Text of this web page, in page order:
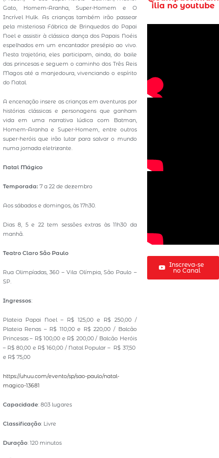
Gato, Homem-Aranha, Super-Homem e O
Incrível Hulk. As crianças também irão passear
pela misteriosa Fábrica de Brinquedos do Papai
Noel e assistir à clássica dança dos Papais Noéis
espelhados em um encantador presépio ao vivo.
Nesta trajetória, eles participam, ainda, do baile
das princesas e seguem o caminho dos Três Reis
Magos até a manjedoura, vivenciando o espírito
do Natal.
A encenação insere as crianças em aventuras por
histórias clássicas e personagens que ganham
vida em uma narrativa lúdica com Batman,
Homem-Aranha e Super-Homem, entre outros
super-heróis que irão lutar para salvar o mundo
numa jornada eletrizante.
Natal Mágico
Temporada: 7 a 22 de dezembro
Aos sábados e domingos, às 17h30.
Dias 8, 5 e 22 tem sessões extras às 11h30 da
manhã.
Teatro Claro São Paulo
Rua Olimpíadas, 360 – Vila Olímpia, São Paulo –
SP.
Ingressos:
Plateia Papai Noel – R$ 125,00 e R$ 250,00 /
Plateia Renas – R$ 110,00 e R$ 220,00 / Balcão
Princesas – R$ 100,00 e R$ 200,00 / Balcão Heróis
– R$ 80,00 e R$ 160,00 / Natal Popular – R$ 37,50
e R$ 75,00
https://uhuu.com/evento/sp/sao-paulo/natal-
magico-13681
Capacidade: 803 lugares
Classificação: Livre
Duração: 120 minutos
ilia no youtube
Inscreva-se
no Canal